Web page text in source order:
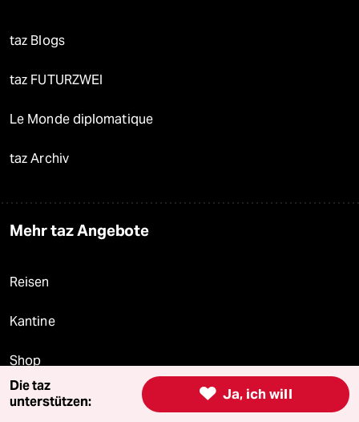
taz Blogs
taz FUTURZWEI
Le Monde diplomatique
taz Archiv
Mehr taz Angebote
Reisen
Kantine
Shop
Anzeigen  Ja, ich will
Die taz
unterstützen: